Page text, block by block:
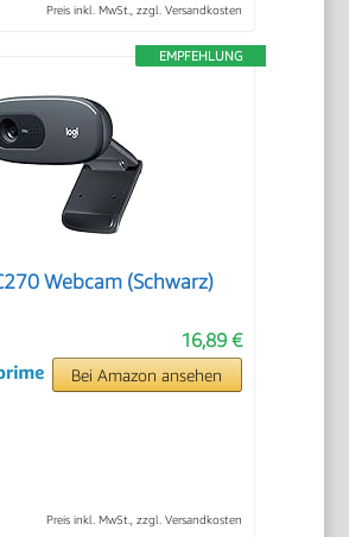
Preis inkl. MwSt., zzgl. Versandkosten
EMPFEHLUNG
Webcam (Schwarz)
16,89 €
Bei Amazon ansehen
Preis inkl. MwSt., zzgl. Versandkosten